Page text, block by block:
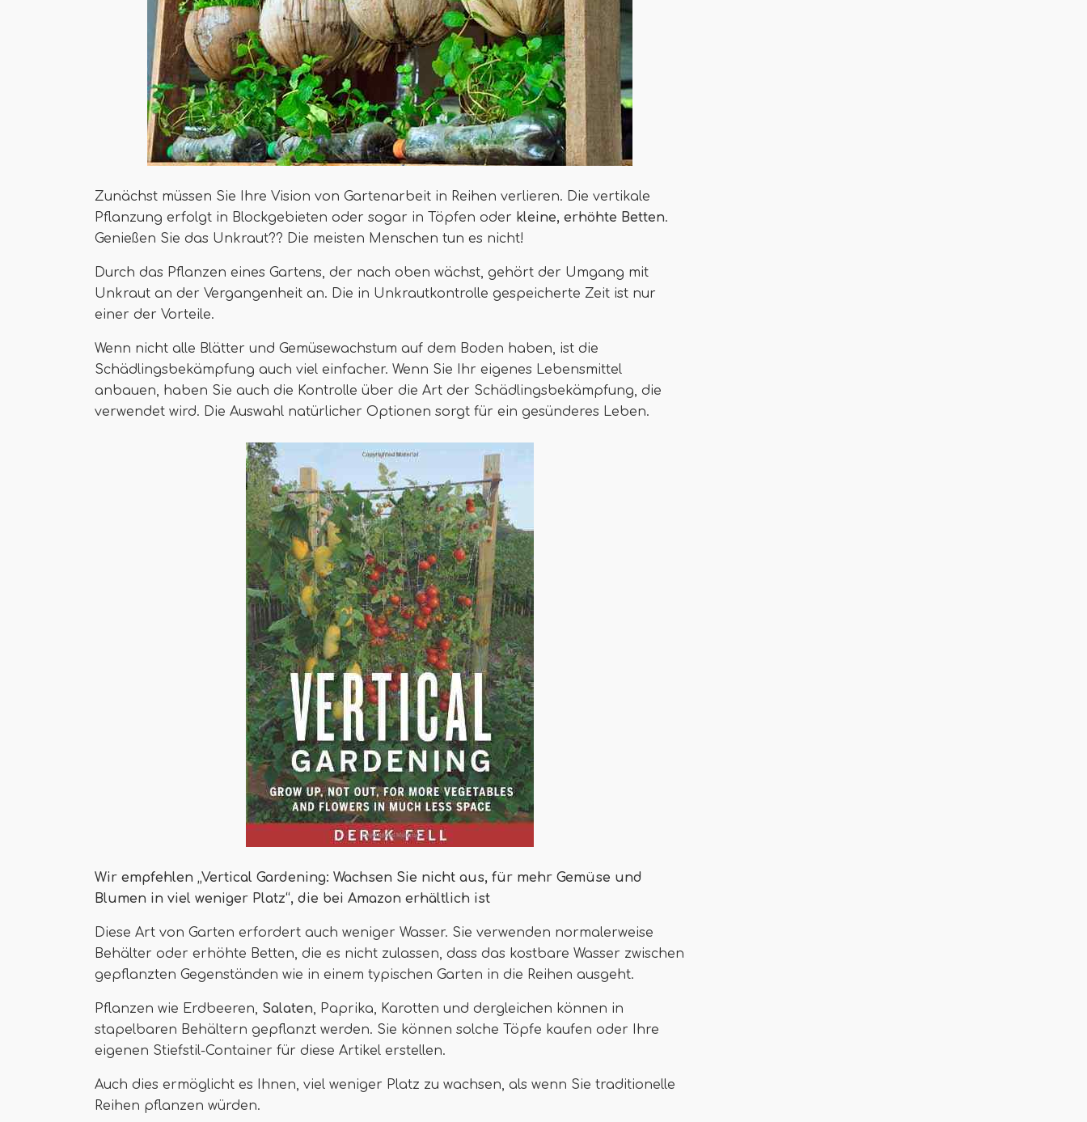
Zunächst müssen Sie Ihre Vision von Gartenarbeit in Reihen verlieren. Die vertikale
Pflanzung erfolgt in Blockgebieten oder sogar in Töpfen oder kleine, erhöhte Betten.
Genießen Sie das Unkraut?? Die meisten Menschen tun es nicht!
Durch das Pflanzen eines Gartens, der nach oben wächst, gehört der Umgang mit
Unkraut an der Vergangenheit an. Die in Unkrautkontrolle gespeicherte Zeit ist nur
einer der Vorteile.
Wenn nicht alle Blätter und Gemüsewachstum auf dem Boden haben, ist die
Schädlingsbekämpfung auch viel einfacher. Wenn Sie Ihr eigenes Lebensmittel
anbauen, haben Sie auch die Kontrolle über die Art der Schädlingsbekämpfung, die
verwendet wird. Die Auswahl natürlicher Optionen sorgt für ein gesünderes Leben.
Wir empfehlen „Vertical Gardening: Wachsen Sie nicht aus, für mehr Gemüse und
Blumen in viel weniger Platz“, die bei Amazon erhältlich ist
Diese Art von Garten erfordert auch weniger Wasser. Sie verwenden normalerweise
Behälter oder erhöhte Betten, die es nicht zulassen, dass das kostbare Wasser zwischen
gepflanzten Gegenständen wie in einem typischen Garten in die Reihen ausgeht.
Pflanzen wie Erdbeeren, Salaten, Paprika, Karotten und dergleichen können in
stapelbaren Behältern gepflanzt werden. Sie können solche Töpfe kaufen oder Ihre
eigenen Stiefstil-Container für diese Artikel erstellen.
Auch dies ermöglicht es Ihnen, viel weniger Platz zu wachsen, als wenn Sie traditionelle
Reihen pflanzen würden.